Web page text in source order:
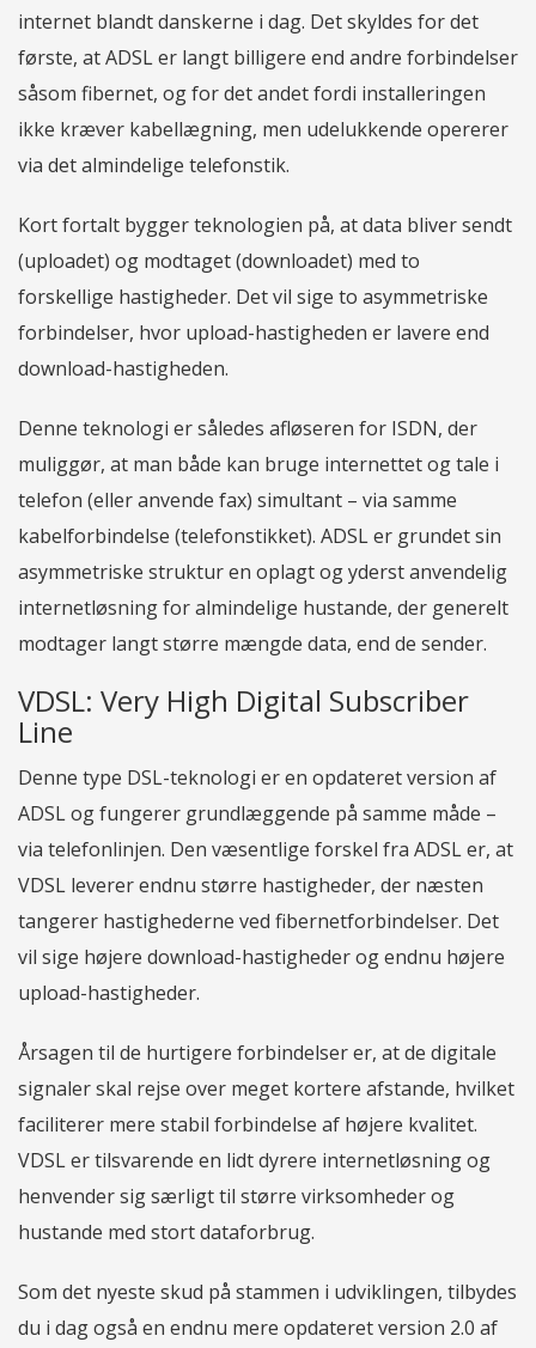
internet blandt danskerne i dag. Det skyldes for det
første, at ADSL er langt billigere end andre forbindelser
såsom fibernet, og for det andet fordi installeringen
ikke kræver kabellægning, men udelukkende opererer
via det almindelige telefonstik.
Kort fortalt bygger teknologien på, at data bliver sendt
(uploadet) og modtaget (downloadet) med to
forskellige hastigheder. Det vil sige to asymmetriske
forbindelser, hvor upload-hastigheden er lavere end
download-hastigheden.
Denne teknologi er således afløseren for ISDN, der
muliggør, at man både kan bruge internettet og tale i
telefon (eller anvende fax) simultant – via samme
kabelforbindelse (telefonstikket). ADSL er grundet sin
asymmetriske struktur en oplagt og yderst anvendelig
internetløsning for almindelige hustande, der generelt
modtager langt større mængde data, end de sender.
VDSL: Very High Digital Subscriber
Line
Denne type DSL-teknologi er en opdateret version af
ADSL og fungerer grundlæggende på samme måde –
via telefonlinjen. Den væsentlige forskel fra ADSL er, at
VDSL leverer endnu større hastigheder, der næsten
tangerer hastighederne ved fibernetforbindelser. Det
vil sige højere download-hastigheder og endnu højere
upload-hastigheder.
Årsagen til de hurtigere forbindelser er, at de digitale
signaler skal rejse over meget kortere afstande, hvilket
faciliterer mere stabil forbindelse af højere kvalitet.
VDSL er tilsvarende en lidt dyrere internetløsning og
henvender sig særligt til større virksomheder og
hustande med stort dataforbrug.
Som det nyeste skud på stammen i udviklingen, tilbydes
du i dag også en endnu mere opdateret version 2.0 af